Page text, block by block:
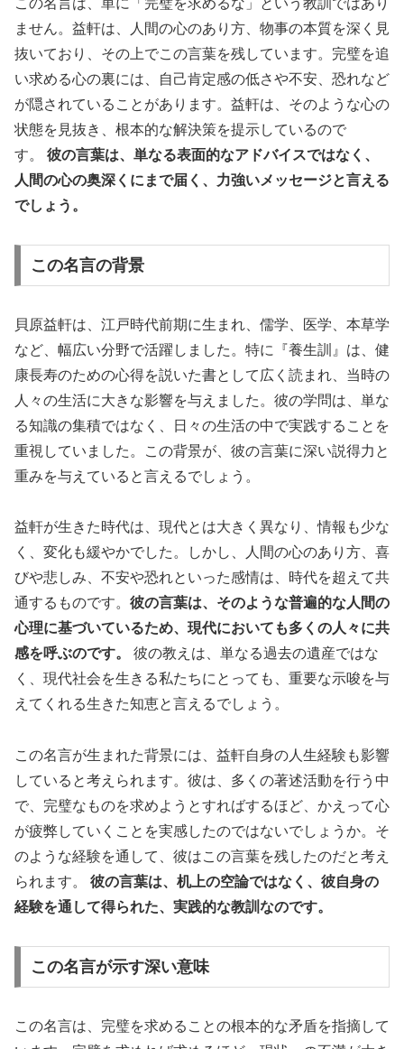
この名言は、単に「完璧を求めるな」という教訓ではあり
ません。益軒は、人間の心のあり方、物事の本質を深く見
抜いており、その上でこの言葉を残しています。完璧を追
い求める心の裏には、自己肯定感の低さや不安、恐れなど
が隠されていることがあります。益軒は、そのような心の
状態を見抜き、根本的な解決策を提示しているので
す。 彼の言葉は、単なる表面的なアドバイスではなく、
人間の心の奥深くにまで届く、力強いメッセージと言える
でしょう。
この名言の背景
貝原益軒は、江戸時代前期に生まれ、儒学、医学、本草学
など、幅広い分野で活躍しました。特に『養生訓』は、健
康長寿のための心得を説いた書として広く読まれ、当時の
人々の生活に大きな影響を与えました。彼の学問は、単な
る知識の集積ではなく、日々の生活の中で実践することを
重視していました。この背景が、彼の言葉に深い説得力と
重みを与えていると言えるでしょう。
益軒が生きた時代は、現代とは大きく異なり、情報も少な
く、変化も緩やかでした。しかし、人間の心のあり方、喜
びや悲しみ、不安や恐れといった感情は、時代を超えて共
通するものです。 彼の言葉は、そのような普遍的な人間の
心理に基づいているため、現代においても多くの人々に共
感を呼ぶのです。
彼の教えは、単なる過去の遺産ではな
く、現代社会を生きる私たちにとっても、重要な示唆を与
えてくれる生きた知恵と言えるでしょう。
この名言が生まれた背景には、益軒自身の人生経験も影響
していると考えられます。彼は、多くの著述活動を行う中
で、完璧なものを求めようとすればするほど、かえって心
が疲弊していくことを実感したのではないでしょうか。そ
のような経験を通して、彼はこの言葉を残したのだと考え
られます。 彼の言葉は、机上の空論ではなく、彼自身の
経験を通して得られた、実践的な教訓なのです。
この名言が示す深い意味
この名言は、完璧を求めることの根本的な矛盾を指摘して